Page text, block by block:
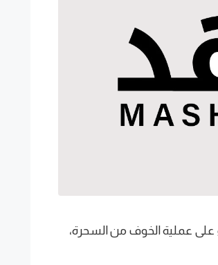
على عملية الخوف من السحرة،